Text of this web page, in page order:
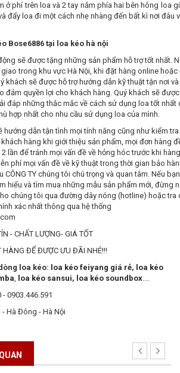
ở phí trên loa và 2 tay nắm phía hai bên hông loa
đẩy loa đi một cách nhẹ nhàng đến bất kì nơi đâu
Bose6886 tại loa kéo hà nội
sẽ được tặng những sản phẩm hỗ trợ tốt nhất.
trong khu vực Hà Nội, khi đặt hàng online hoặc
khách sẽ được hỗ trợ hướng dẫn kỹ thuật tận nơi
đảm quyền lợi cho khách hàng. Quý khách sẽ
đáp những thắc mắc về cách sử dụng loa tốt nhất
hợp nhất cho nhu cầu sử dụng loa của mình.
hướng dẫn tận tình mọi tính năng cũng như kiểm
hàng khi giới thiệu sản phẩm, mọi đơn hàng
lần để tránh mọi vấn đề về hỏng hóc trước khi
phí mọi vấn đề về kỹ thuật trong thời gian bảo
CÔNG TY chúng tôi chú trọng và quan tâm. Nếu
hiểu và tìm mua những mẫu sản phẩm mới, đừng
chúng tôi qua đường dây nóng (hotline) hoặc tra
xác nhất thông qua hệ thống
- CHẤT LƯỢNG- GIÁ TỐT
HÀNG ĐỂ ĐƯỢC ƯU ĐÃI NHÉ!!!
loa kéo: loa kéo feiyang giá rẻ, loa kéo
, loa kéo sansui, loa kéo soundbox....
- 0903.446.591
- Hà Đông - Hà Nội